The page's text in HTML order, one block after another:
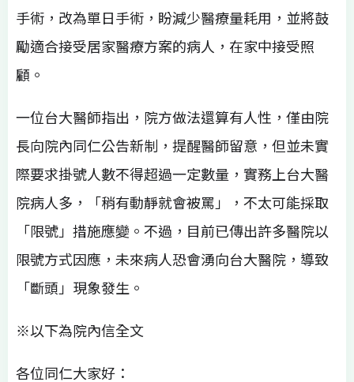
手術，改為單日手術，盼減少醫療量耗用，並將鼓
勵適合接受居家醫療方案的病人，在家中接受照
顧。
一位台大醫師指出，院方做法還算有人性，僅由院
長向院內同仁公告新制，提醒醫師留意，但並未實
際要求掛號人數不得超過一定數量，實務上台大醫
院病人多，「稍有動靜就會被罵」，不太可能採取
「限號」措施應變。不過，目前已傳出許多醫院以
限號方式因應，未來病人恐會湧向台大醫院，導致
「斷頭」現象發生。
※以下為院內信全文
各位同仁大家好：